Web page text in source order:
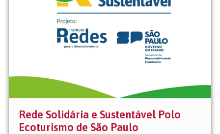
Rede Solidária e Sustentável Polo
Ecoturismo de São Paulo